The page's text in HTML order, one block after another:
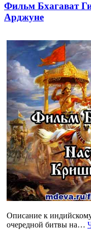
Фильм Бхагават
Арджуне
Описание к
очередной битвы на…